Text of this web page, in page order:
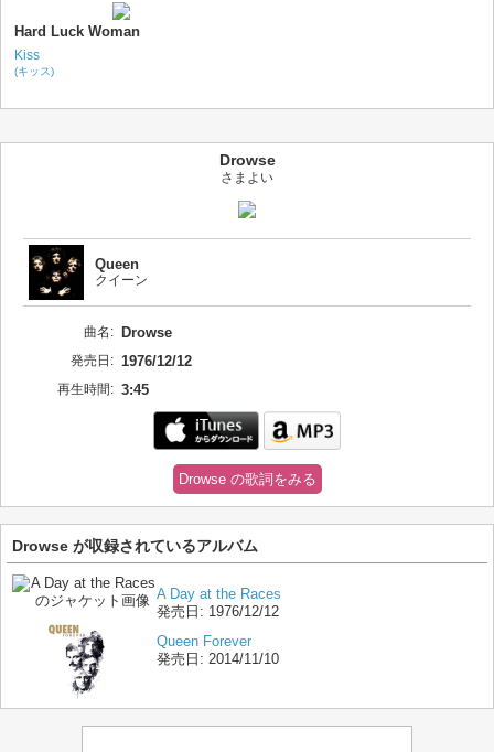
Hard Luck Woman
Kiss
(キッス)
Drowse
さまよい
Queen
クイーン
曲名: Drowse
発売日: 1976/12/12
再生時間: 3:45
Drowse の歌詞をみる
Drowse が収録されているアルバム
A Day at the Races
発売日: 1976/12/12
Queen Forever
発売日: 2014/11/10